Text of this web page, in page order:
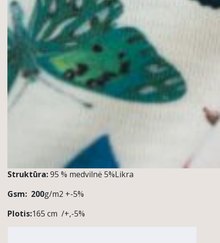
Struktūra:95 % medvilnė 5%Likra
Gsm: 200g/m2 +-5%
Plotis:165 cm /+,-5%